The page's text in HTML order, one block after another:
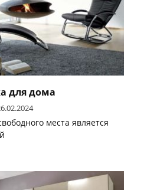
для дома
места является